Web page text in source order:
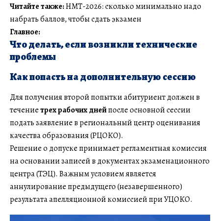
Читайте также:НМТ-2026: сколько минимально надо
набрать баллов, чтобы сдать экзамен
Главное:
Что делать, если возникли технические
проблемы
Как попасть на дополнительную сессию
Для получения второй попытки абитуриент должен в
течениетрех рабочих днейпосле основной сессии
подать заявление в региональный центр оценивания
качества образования (РЦОКО).
Решение о допуске принимает регламентная комиссия
на основании записей в документах экзаменационного
центра (ТЭЦ). Важным условием является
аннулирование предыдущего (незавершенного)
результата апелляционной комиссией при УЦОКО.